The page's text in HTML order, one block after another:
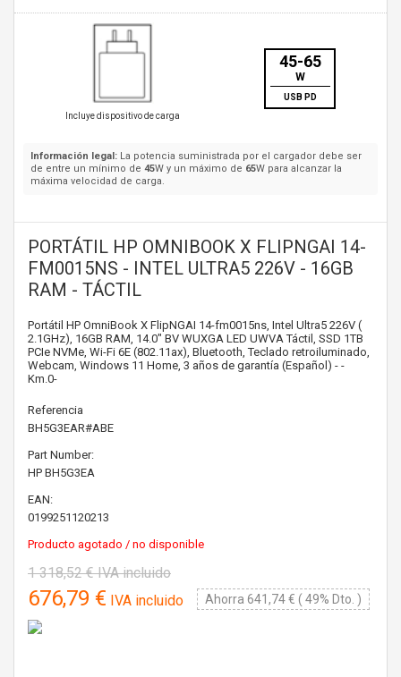
Incluye dispositivo de carga
45-65
W
USB PD
Información legal: La potencia suministrada por el cargador debe ser
de entre un mínimo de 45W y un máximo de 65W para alcanzar la
máxima velocidad de carga.
PORTÁTIL HP OMNIBOOK X FLIPNGAI 14-
FM0015NS - INTEL ULTRA5 226V - 16GB
RAM - TÁCTIL
Portátil HP OmniBook X FlipNGAI 14-fm0015ns, Intel Ultra5 226V (
2.1GHz), 16GB RAM, 14.0" BV WUXGA LED UWVA Táctil, SSD 1TB
PCIe NVMe, Wi-Fi 6E (802.11ax), Bluetooth, Teclado retroiluminado,
Webcam, Windows 11 Home, 3 años de garantía (Español) - -
Km.0-
Referencia
BH5G3EAR#ABE
Part Number:
HP BH5G3EA
EAN:
0199251120213
Producto agotado / no disponible
1 318,52 €IVA incluido
676,79 € IVA incluido Ahorra 641,74 € ( 49% Dto. )